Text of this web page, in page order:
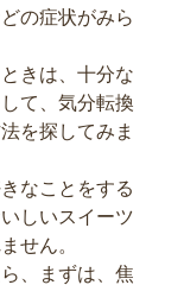
の症状がみら
きは、十分な
て、気分転換
を探してみま
なことをする
しいスイーツ
せん。
、まずは、焦